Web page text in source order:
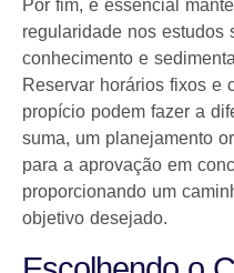
Por fim, é essencial
regularidade nos estudos
conhecimento e
Reservar horários fixos e
propício podem fazer a
suma, um planejamento
para a aprovação em
proporcionando um
objetivo desejado.